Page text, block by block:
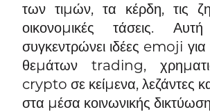
των τιμών, τα κέρδη, τις
οικονομικές τάσεις.
συγκεντρώνει ιδέες emoji
θεμάτων trading,
crypto σε κείμενα, λεζάντες
στα μέσα κοινωνικής